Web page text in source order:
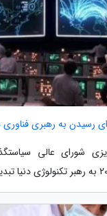
رسیدن به رهبری فناوری
شورای عالی